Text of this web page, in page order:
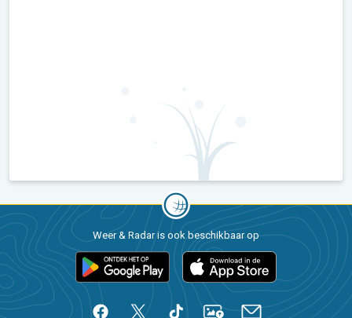
Weer & Radar is ook beschikbaar op